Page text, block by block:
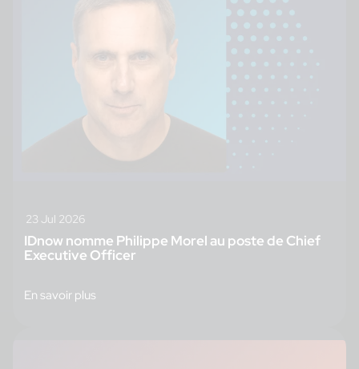
23 Jul 2026
IDnow nomme Philippe Morel au poste de Chief
Executive Officer
En savoir plus